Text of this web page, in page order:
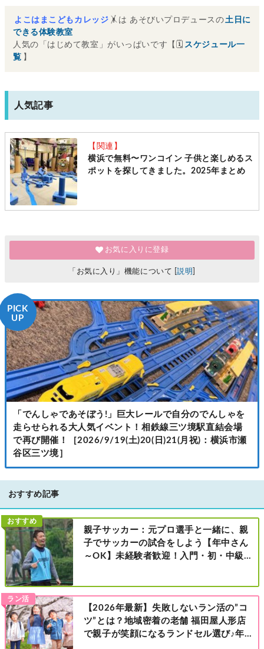
よこはまこどもカレッジ 🤸は あそびいプロデュースの 土日に
できる体験教室
人気の「はじめて教室」がいっぱいです【🗓 スケジュール一
覧 】
人気記事
【関連】
横浜で無料〜ワンコイン 子供と楽しめるス
ポットを探してきました。2025年まとめ
お気に入りに登録
「お気に入り」機能について [説明
PICK
UP
「でんしゃであそぼう!」巨大レールで自分のでんしゃを
走らせられる大人気イベント！相鉄線三ツ境駅直結会場
で再び開催！［2026/9/19(土)20(日)21(月祝)：横浜市瀬
谷区三ツ境］
おすすめ記事
おすすめ
親子サッカー：元プロ選手と一緒に、親
子でサッカーの試合をしよう【年中さん
～OK】未経験者歓迎！入門・初・中級の
ラン活
【2026年最新】失敗しないラン活の”コ
ツ”とは？地域密着の老舗 福田屋人形店
で親子が笑顔になるランドセル選び♪年